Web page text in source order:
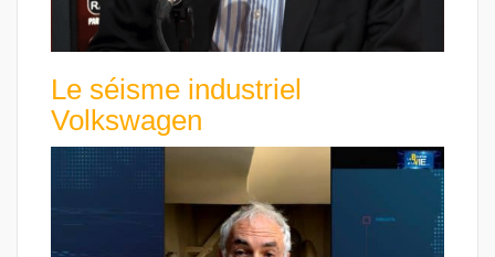
Le séisme industriel
Volkswagen